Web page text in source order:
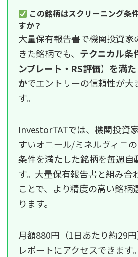
この銘柄はスクリーニング条
すか？
大量保有報告書で機関投資家
きた銘柄でも、 テクニカル条
ンプレート・RS評価）を満
かでエントリーの信頼性が大
す。
InvestorTATでは、機関投資
すいオニール/ミネルヴィニ
条件を満たした銘柄を毎週自
す。大量保有報告書と組み合
ことで、より精度の高い銘柄
ります。
月額880円（1日あたり約29
レポートにアクセスできます。